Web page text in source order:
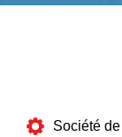
Société